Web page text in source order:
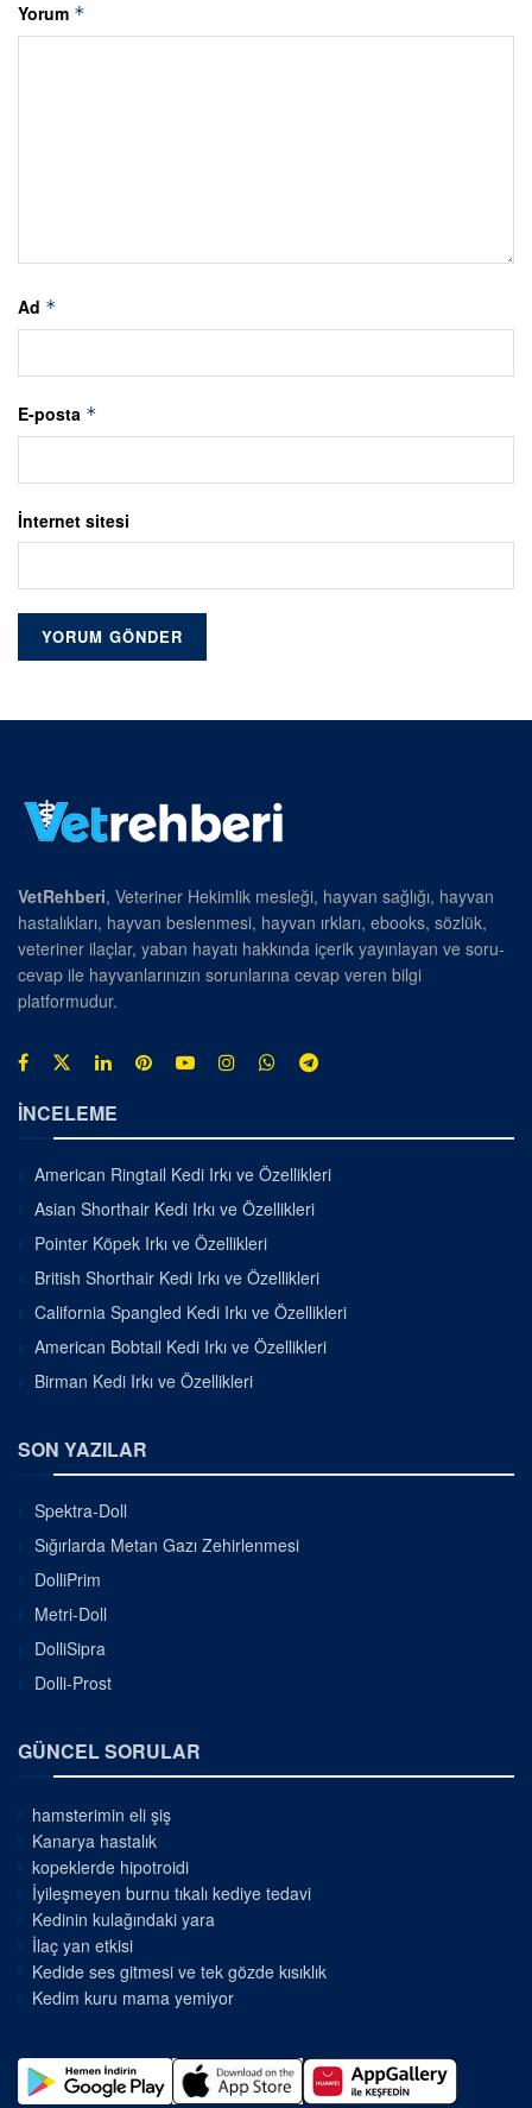
Yorum *
Ad *
E-posta *
İnternet sitesi
VetRehberi, Veteriner Hekimlik mesleği, hayvan sağlığı, hayvan
hastalıkları, hayvan beslenmesi, hayvan ırkları, ebooks, sözlük,
veteriner ilaçlar, yaban hayatı hakkında içerik yayınlayan ve soru-
cevap ile hayvanlarınızın sorunlarına cevap veren bilgi
platformudur.
İNCELEME
American Ringtail Kedi Irkı ve Özellikleri
Asian Shorthair Kedi Irkı ve Özellikleri
Pointer Köpek Irkı ve Özellikleri
British Shorthair Kedi Irkı ve Özellikleri
California Spangled Kedi Irkı ve Özellikleri
American Bobtail Kedi Irkı ve Özellikleri
Birman Kedi Irkı ve Özellikleri
SON YAZILAR
Spektra-Doll
Sığırlarda Metan Gazı Zehirlenmesi
DolliPrim
Metri-Doll
DolliSipra
Dolli-Prost
GÜNCEL SORULAR
hamsterimin eli şiş
Kanarya hastalık
kopeklerde hipotroidi
İyileşmeyen burnu tıkalı kediye tedavi
Kedinin kulağındaki yara
İlaç yan etkisi
Kedide ses gitmesi ve tek gözde kısıklık
Kedim kuru mama yemiyor